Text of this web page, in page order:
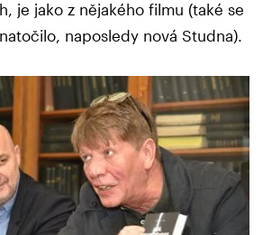
je jako z nějakého filmu (také se
naposledy nová Studna).